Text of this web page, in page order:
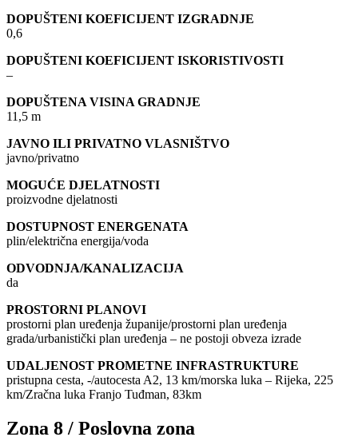
DOPUŠTENI KOEFICIJENT IZGRADNJE
0,6
DOPUŠTENI KOEFICIJENT ISKORISTIVOSTI
–
DOPUŠTENA VISINA GRADNJE
11,5 m
JAVNO ILI PRIVATNO VLASNIŠTVO
javno/privatno
MOGUĆE DJELATNOSTI
proizvodne djelatnosti
DOSTUPNOST ENERGENATA
plin/električna energija/voda
ODVODNJA/KANALIZACIJA
da
PROSTORNI PLANOVI
prostorni plan uređenja županije/prostorni plan uređenja
grada/urbanistički plan uređenja – ne postoji obveza izrade
UDALJENOST PROMETNE INFRASTRUKTURE
pristupna cesta, -/autocesta A2, 13 km/morska luka – Rijeka, 225
km/Zračna luka Franjo Tuđman, 83km
Zona 8 / Poslovna zona